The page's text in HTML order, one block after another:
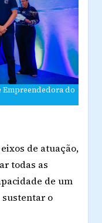
Empreendedora do
de atuação,
todas as
de um
o